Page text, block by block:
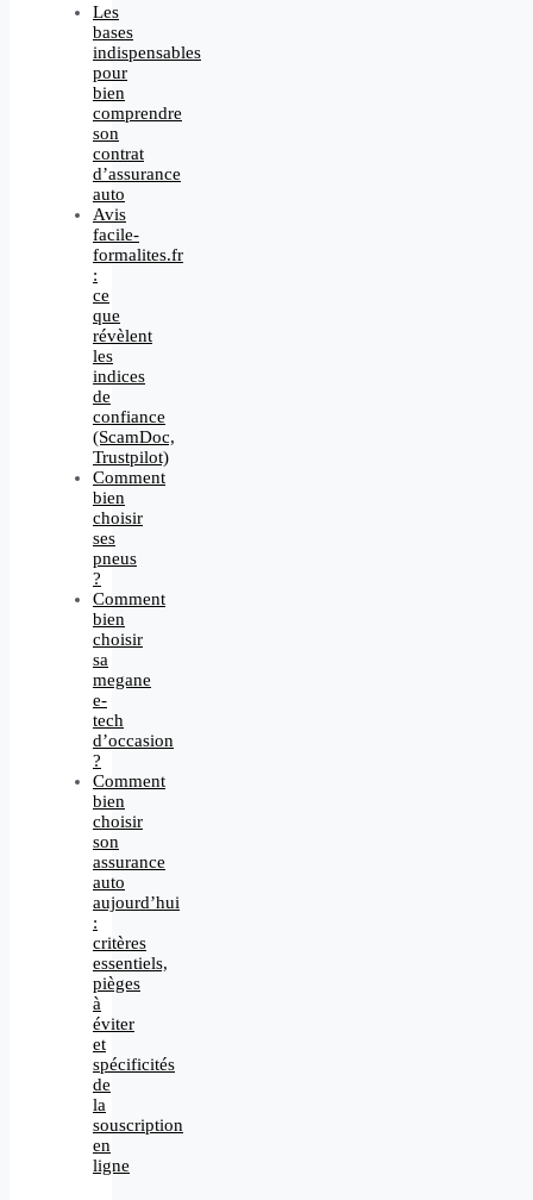
Les
bases
indispensables
pour
bien
comprendre
son
contrat
d’assurance
auto
Avis
facile-
formalites.fr
:
ce
que
révèlent
les
indices
de
confiance
(ScamDoc,
Trustpilot)
Comment
bien
choisir
ses
pneus
?
Comment
bien
choisir
sa
megane
e-
tech
d’occasion
?
Comment
bien
choisir
son
assurance
auto
aujourd’hui
:
critères
essentiels,
pièges
à
éviter
et
spécificités
de
la
souscription
en
ligne